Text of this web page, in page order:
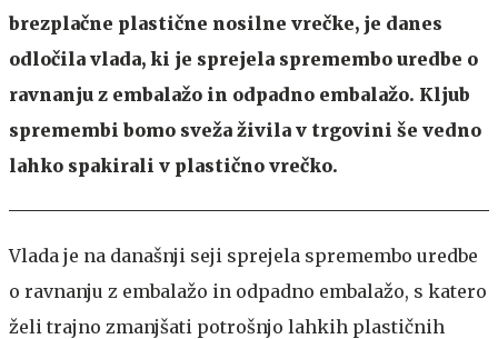
brezplačne plastične nosilne vrečke, je danes
odločila vlada, ki je sprejela spremembo uredbe o
ravnanju z embalažo in odpadno embalažo. Kljub
spremembi bomo sveža živila v trgovini še vedno
lahko spakirali v plastično vrečko.
Vlada je na današnji seji sprejela spremembo uredbe
o ravnanju z embalažo in odpadno embalažo, s katero
želi trajno zmanjšati potrošnjo lahkih plastičnih